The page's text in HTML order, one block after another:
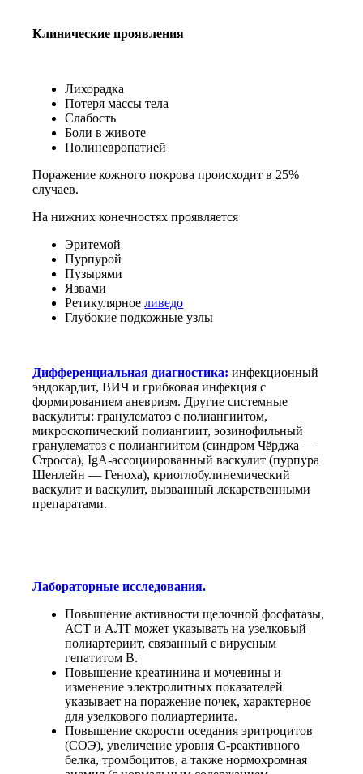
Клинические проявления
Лихорадка
Потеря массы тела
Слабость
Боли в животе
Полиневропатией
Поражение кожного покрова происходит в 25%
случаев.
На нижних конечностях проявляется
Эритемой
Пурпурой
Пузырями
Язвами
Ретикулярноеливедо
Глубокие подкожные узлы
Дифференциальная диагностика: инфекционный
эндокардит, ВИЧ и грибковая инфекция с
формированием аневризм. Другие системные
васкулиты: гранулематоз с полиангиитом,
микроскопический полиангиит, эозинофильный
гранулематоз с полиангиитом (синдром Чёрджа —
Стросса), IgA-ассоциированный васкулит (пурпура
Шенлейн — Геноха), криоглобулинемический
васкулит и васкулит, вызванный лекарственными
препаратами.
Лабораторные исследования.
Повышение активности щелочной фосфатазы,
АСТ и АЛТ может указывать на узелковый
полиартериит, связанный с вирусным
гепатитом B.
Повышение креатинина и мочевины и
изменение электролитных показателей
указывает на поражение почек, характерное
для узелкового полиартериита.
Повышение скорости оседания эритроцитов
(СОЭ), увеличение уровня С-реактивного
белка, тромбоцитов, а также нормохромная